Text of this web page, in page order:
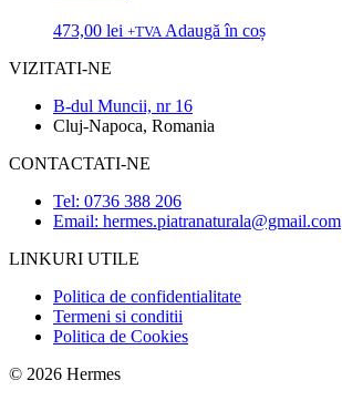
473,00 lei +TVA Adaugă în coș
VIZITATI-NE
B-dul Muncii, nr 16
Cluj-Napoca, Romania
CONTACTATI-NE
Tel: 0736 388 206
Email: hermes.piatranaturala@gmail.com
LINKURI UTILE
Politica de confidentialitate
Termeni si conditii
Politica de Cookies
© 2026 Hermes